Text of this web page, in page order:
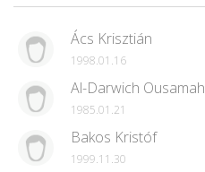
Ács Krisztián
1998.01.16
Al-Darwich Ousamah
1985.01.21
Bakos Kristóf
1999.11.30